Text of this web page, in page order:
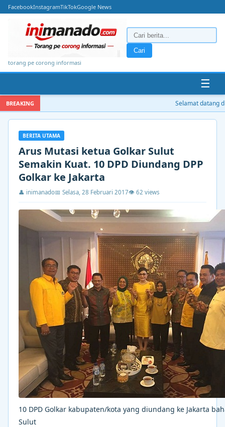
FacebookInstagramTikTokGoogle News
torang pe corong informasi
Cari
☰
BREAKING Selamat datang
BERITA UTAMA
Arus Mutasi ketua Golkar Sulut
Semakin Kuat. 10 DPD Diundang DPP
Golkar ke Jakarta
👤 inimanado📅 Selasa, 28 Februari 2017👁 62 views
10 DPD Golkar kabupaten/kota yang diundang ke Jakarta
Sulut